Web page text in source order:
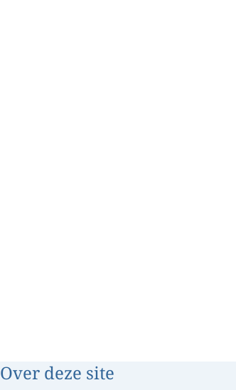
Over deze site